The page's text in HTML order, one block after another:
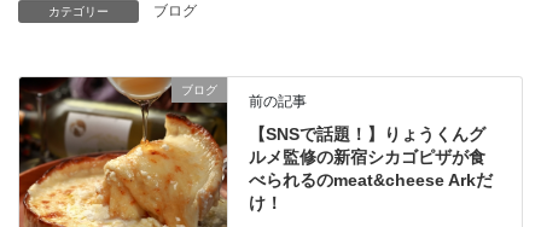
カテゴリー ブログ
ブログ
前の記事
【SNSで話題！】りょうくんグ
ルメ監修の新宿シカゴピザが食
べられるのmeat&cheese Arkだ
け！